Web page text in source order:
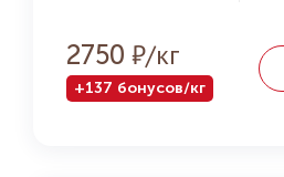
2750 Р
+137 бонусов/кг